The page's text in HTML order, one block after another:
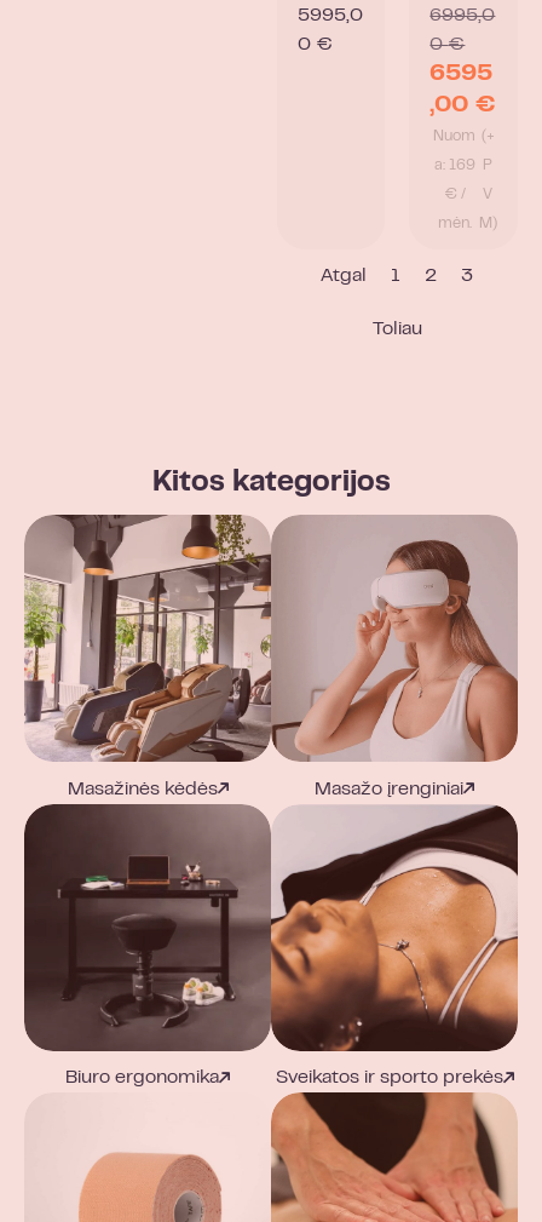
5995,0
0 €
6995,0
0€
6595
,00 €
Nuom
a: 169
€ /
mėn.
(+
P
V
M)
Atgal 1 2 3
Toliau
Kitos kategorijos
Masažinės kėdės Masažo įrenginiai
Biuro ergonomika Sveikatos ir sporto prekės